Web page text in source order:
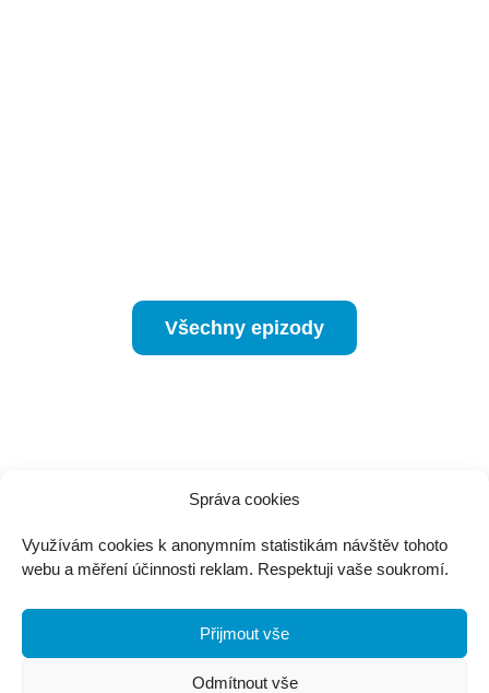
Správa cookies
Využívám cookies k anonymním statistikám návštěv tohoto
webu a měření účinnosti reklam. Respektuji vaše soukromí.
Přijmout vše
Odmítnout vše
Všechny epizody
Jiří Martišek
vedený u ŽÚ v Kroměříži